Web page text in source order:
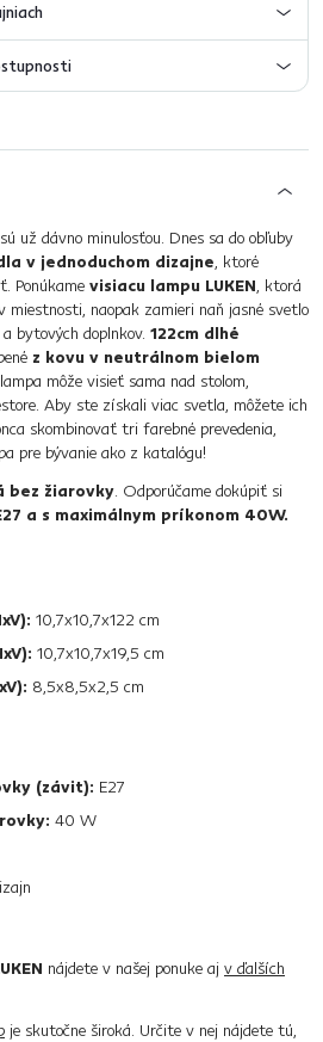
už dávno minulosťou. Dnes sa do obľuby
v jednoduchom dizajne, ktoré
Ponúkame visiacu lampu LUKEN, ktorá
miestnosti, naopak zamieri naň jasné svetlo
bytových doplnkov. 122cm dlhé
z kovu v neutrálnom bielom
môže visieť sama nad stolom,
Aby ste získali viac svetla, môžete ich
skombinovať tri farebné prevedenia,
pre bývanie ako z katalógu!
bez žiarovky. Odporúčame dokúpiť si
a s maximálnym príkonom 40W.
10,7x10,7x122 cm
10,7x10,7x19,5 cm
8,5x8,5x2,5 cm
(závit): E27
40 W
nájdete v našej ponuke aj v ďalších
je skutočne široká. Určite v nej nájdete tú,